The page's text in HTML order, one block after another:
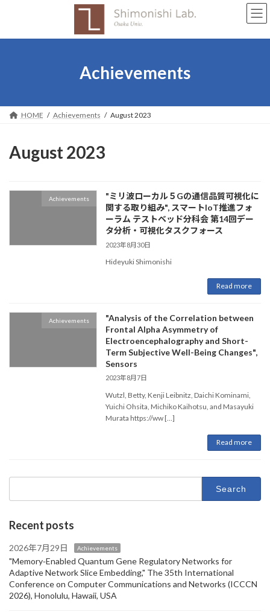
Achievements
HOME Achievements August 2023
August 2023
Achievements
"ミリ波ローカル５Gの通信品質可視化に
関する取り組み", スマートIoT推進フォ
ーラム テストベッド分科会 第14回デー
タ分析・可視化タスクフォース
2023年8月30日
Hideyuki Shimonishi
Read more
Achievements
"Analysis of the Correlation between
Frontal Alpha Asymmetry of
Electroencephalography and Short-
Term Subjective Well-Being Changes",
Sensors
2023年8月7日
Wutzl, Betty, Kenji Leibnitz, Daichi Kominami,
Yuichi Ohsita, Michiko Kaihotsu, and Masayuki
Murata https://ww […]
Read more
Search
Recent posts
2026年7月29日 Achievements
"Memory‑Enabled Quantum Gene Regulatory Networks for
Adaptive Network Slice Embedding," The 35th International
Conference on Computer Communications and Networks (ICCCN
2026), Honolulu, Hawaii, USA